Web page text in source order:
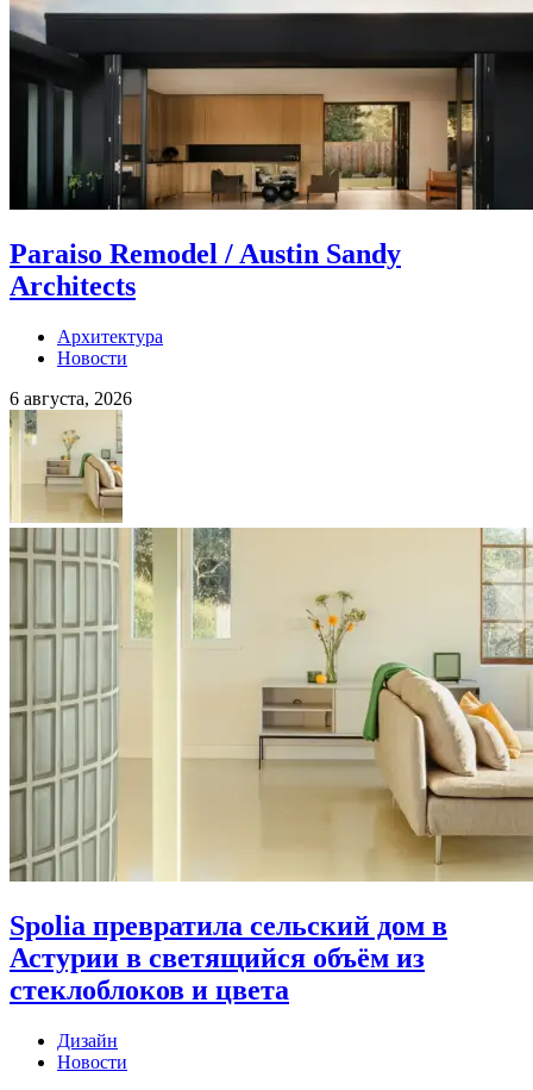
Paraiso Remodel / Austin Sandy
Architects
Архитектура
Новости
6 августа, 2026
Spolia превратила сельский дом в
Астурии в светящийся объём из
стеклоблоков и цвета
Дизайн
Новости